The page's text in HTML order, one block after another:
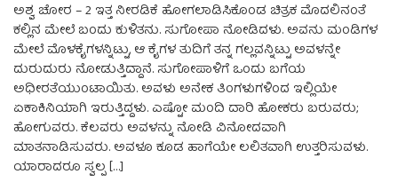
ಅಶ್ವ ಚೋರ – 2 ಇತ್ತ ನೀರಡಿಕೆ ಹೋಗಲಾಡಿಸಿಕೊಂಡ ಚಿತ್ರಕ ಮೊದಲಿನಂತೆ
ಕಲ್ಲಿನ ಮೇಲೆ ಬಂದು ಕುಳಿತನು. ಸುಗೋಪಾ ನೋಡಿದಳು. ಅವನು ಮಂಡಿಗಳ
ಮೇಲೆ ಮೊಳಕೈಗಳನ್ನಿಟ್ಟು, ಆ ಕೈಗಳ ತುದಿಗೆ ತನ್ನ ಗಲ್ಲವನ್ನಿಟ್ಟು ಅವಳನ್ನೇ
ದುರುದುರು ನೋಡುತ್ತಿದ್ದಾನೆ. ಸುಗೋಪಾಳಿಗೆ ಒಂದು ಬಗೆಯ
ಅಧೀರತೆಯುಂಟಾಯಿತು. ಅವಳು ಅನೇಕ ತಿಂಗಳುಗಳಿಂದ ಇಲ್ಲಿಯೇ
ಏಕಾಕಿನಿಯಾಗಿ ಇರುತ್ತಿದ್ದಳು. ಎಷ್ಟೋ ಮಂದಿ ದಾರಿ ಹೋಕರು ಬರುವರು;
ಹೋಗುವರು. ಕೆಲವರು ಅವಳನ್ನು ನೋಡಿ ವಿನೋದವಾಗಿ
ಮಾತನಾಡಿಸುವರು. ಅವಳೂ ಕೂಡ ಹಾಗೆಯೇ ಲಲಿತವಾಗಿ ಉತ್ತರಿಸುವಳು.
ಯಾರಾದರೂ ಸ್ವಲ್ಪ […]